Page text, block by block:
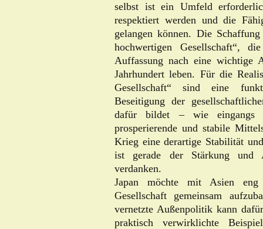
selbst ist ein Umfeld
respektiert werden und die
gelangen können. Die
hochwertigen Gesellschaft“,
Auffassung nach eine
Jahrhundert leben. Für die
Gesellschaft“ sind eine
Beseitigung der
dafür bildet – wie eingangs
prosperierende und stabile
Krieg eine derartige Stabilität
ist gerade der Stärkung und
verdanken.
Japan möchte mit Asien eng
Gesellschaft gemeinsam
vernetzte Außenpolitik kann
praktisch verwirklichte